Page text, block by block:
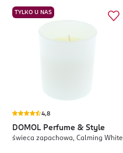
TYLKO U NAS
4,8
DOMOL Perfume & Style
świeca zapachowa, Calming White